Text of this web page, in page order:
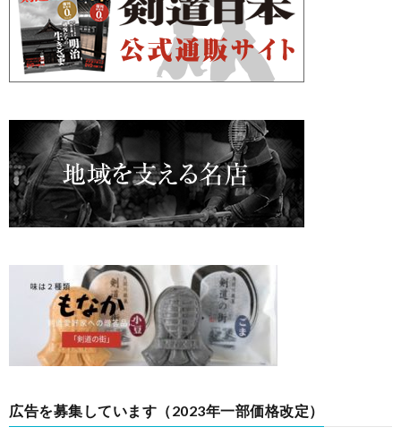
広告を募集しています（2023年一部価格改定）